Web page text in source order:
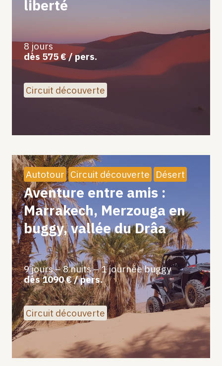
liberté
8 jours
dès 575 € / pers.
Circuit découverte
Autotour Circuit découverte Désert
Aventure entre amis :
Marrakech, Merzouga en
buggy, vallée du Drâa
9 jours – 8 nuits – 1 journée buggy
dès 1090 € / pers.
Circuit découverte